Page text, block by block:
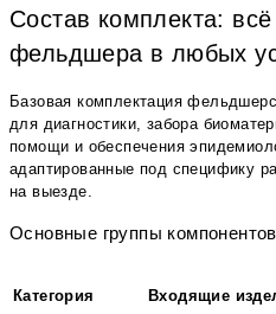
Состав комплекта:
фельдшера в любых
Базовая комплектация
для диагностики, забора
помощи и обеспечения
адаптированные под специфику
на выезде.
Основные группы
Категория Входящие